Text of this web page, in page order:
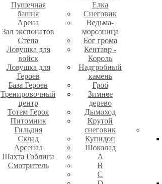
Пушечная
башня
Арена
Зал экспонатов
Стена
Ловушка для
войск
Ловушка для
Героев
База Героев
Тренировочный
центр
Тотем Героя
Питомник
Гильдия
Склад
Арсенал
Шахта Гоблина
Смотритель
Елка
Снеговик
Ведьма-
морозница
Бог грома
Кентавр -
Король
Надгробный
камень
Гроб
Зимнее
дерево
Дымоход
Крутой
снеговик
Купидон
Шоколад
A
B
C